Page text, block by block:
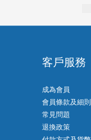
客戶服務
成為會員
會員條款及細則
常見問題
退換政策